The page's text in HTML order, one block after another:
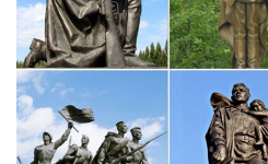
года Собака.
Статуэтки собак, купить фигурку
купить. Скульптура ‘пантера’ арт.
направлении анимализма в
статуэтки собак.Виды. Наличие
производства сувенирных изделий